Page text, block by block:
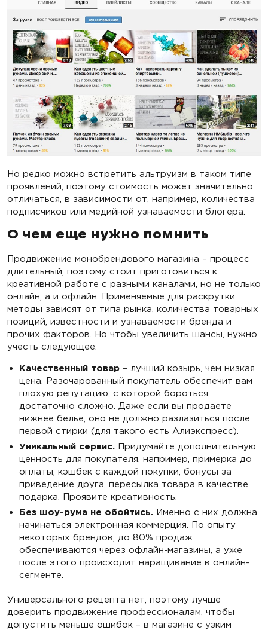
Но редко можно встретить альтруизм в таком типе
проявлений, поэтому стоимость может значительно
отличаться, в зависимости от, например, количества
подписчиков или медийной узнаваемости блогера.
О чем еще нужно помнить
Продвижение монобрендового магазина – процесс
длительный, поэтому стоит приготовиться к
креативной работе с разными каналами, но не только
онлайн, а и офлайн. Применяемые для раскрутки
методы зависят от типа рынка, количества товарных
позиций, известности и узнаваемости бренда и
прочих факторов. Но чтобы увеличить шансы, нужно
учесть следующее:
Качественный товар – лучший козырь, чем низкая
цена. Разочарованный покупатель обеспечит вам
плохую репутацию, с которой бороться
достаточно сложно. Даже если вы продаете
нижнее белье, оно не должно разлазиться после
первой стирки (для такого есть Алиэкспресс).
Уникальный сервис. Придумайте дополнительную
ценность для покупателя, например, примерка до
оплаты, кэшбек с каждой покупки, бонусы за
приведение друга, пересылка товара в качестве
подарка. Проявите креативность.
Без шоу-рума не обойтись. Именно с них должна
начинаться электронная коммерция. По опыту
некоторых брендов, до 80% продаж
обеспечиваются через офлайн-магазины, а уже
после этого происходит наращивание в онлайн-
сегменте.
Универсального рецепта нет, поэтому лучше
доверить продвижение профессионалам, чтобы
допустить меньше ошибок – в магазине с узким